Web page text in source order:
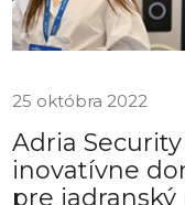
25 októbra 2022
Adria
inovatívne
pre jadranský